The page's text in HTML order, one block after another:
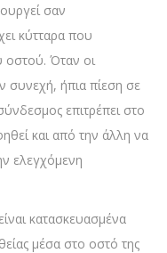
σαν
κύτταρα που
οστού. Όταν οι
συνεχή, ήπια πίεση σε
επιτρέπει στο
και από την άλλη να
ελεγχόμενη
κατασκευασμένα
μέσα στο οστό της